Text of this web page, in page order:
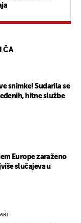
snimke! Sudarila se
hitne službe
Europe zaraženo
slučajeva u